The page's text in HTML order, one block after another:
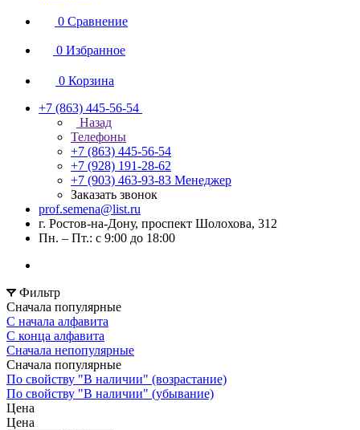
0 Сравнение
0 Избранное
0 Корзина
+7 (863) 445-56-54
Назад
Телефоны
+7 (863) 445-56-54
+7 (928) 191-28-62
+7 (903) 463-93-83 Менеджер
Заказать звонок
prof.semena@list.ru
г. Ростов-на-Дону, проспект Шолохова, 312
Пн. – Пт.: с 9:00 до 18:00
Фильтр
Сначала популярные
С начала алфавита
С конца алфавита
Сначала непопулярные
Сначала популярные
По свойству "В наличии" (возрастание)
По свойству "В наличии" (убывание)
Цена
Цена